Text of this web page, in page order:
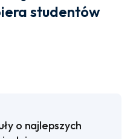
studentów
o najlepszych